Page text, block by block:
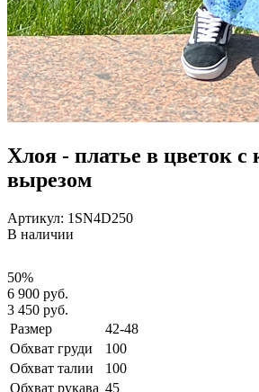
Хлоя - платье в цветок с
вырезом
Артикул: 1SN4D250
В наличии
50%
6 900 руб.
3 450 руб.
Размер
42-48
Обхват груди
100
Обхват талии
100
Обхват рукава 45